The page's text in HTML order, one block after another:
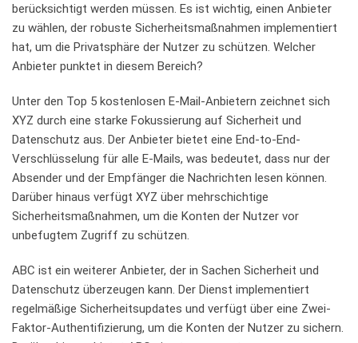
berücksichtigt werden ⁣müssen.​ Es ist wichtig, einen Anbieter
zu ‍wählen, der⁢ robuste Sicherheitsmaßnahmen⁢ implementiert
hat, um ⁣die Privatsphäre⁤ der Nutzer‍ zu schützen.⁢ Welcher
Anbieter punktet in diesem Bereich?
Unter den Top 5 kostenlosen E-Mail-Anbietern zeichnet sich
XYZ ‌durch eine starke Fokussierung auf Sicherheit ⁤und
Datenschutz​ aus. ​Der Anbieter bietet eine End-to-End-
Verschlüsselung ‌für‌ alle E-Mails, was ⁤bedeutet, ‍dass⁤ nur⁤ der
⁣Absender und der Empfänger die Nachrichten ​lesen können.
Darüber hinaus verfügt XYZ über mehrschichtige
⁤Sicherheitsmaßnahmen, um die Konten‍ der Nutzer vor
unbefugtem Zugriff zu schützen.
ABC ist⁢ ein weiterer Anbieter, der in Sachen Sicherheit und
Datenschutz ‌überzeugen ⁤kann. Der⁤ Dienst⁢ implementiert
regelmäßige Sicherheitsupdates⁢ und verfügt über eine Zwei-
Faktor-Authentifizierung, um die Konten der‌ Nutzer zu sichern.⁢